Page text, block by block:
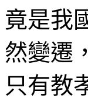
竟是我
然變遷
只有教